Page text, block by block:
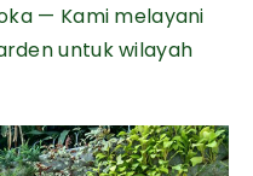
— Kami melayani
untuk wilayah